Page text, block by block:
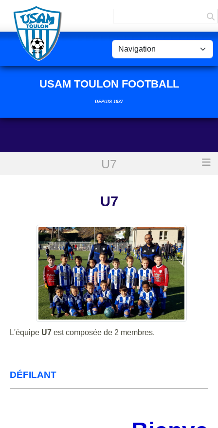
USAM TOULON FOOTBALL
DEPUIS 1937
U7
U7
L'équipe U7 est composée de 2 membres.
DÉFILANT
Panneau de gestion des cookies